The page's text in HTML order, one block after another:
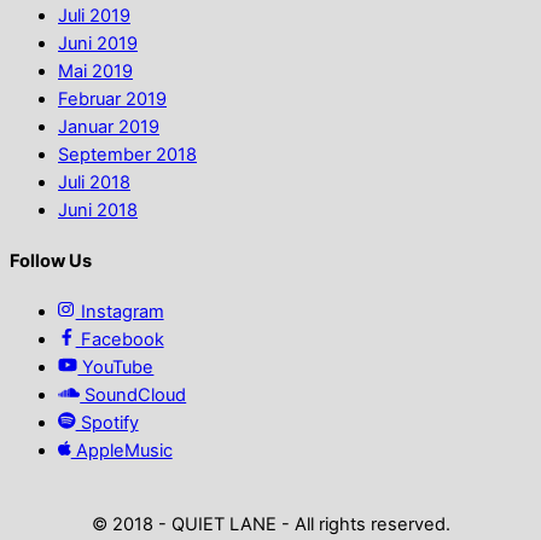
Juli 2019
Juni 2019
Mai 2019
Februar 2019
Januar 2019
September 2018
Juli 2018
Juni 2018
Follow Us
Instagram
Facebook
YouTube
SoundCloud
Spotify
AppleMusic
© 2018 - QUIET LANE - All rights reserved.